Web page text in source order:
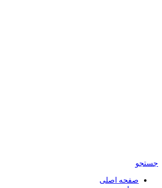
جستجو
صفحه اصلی